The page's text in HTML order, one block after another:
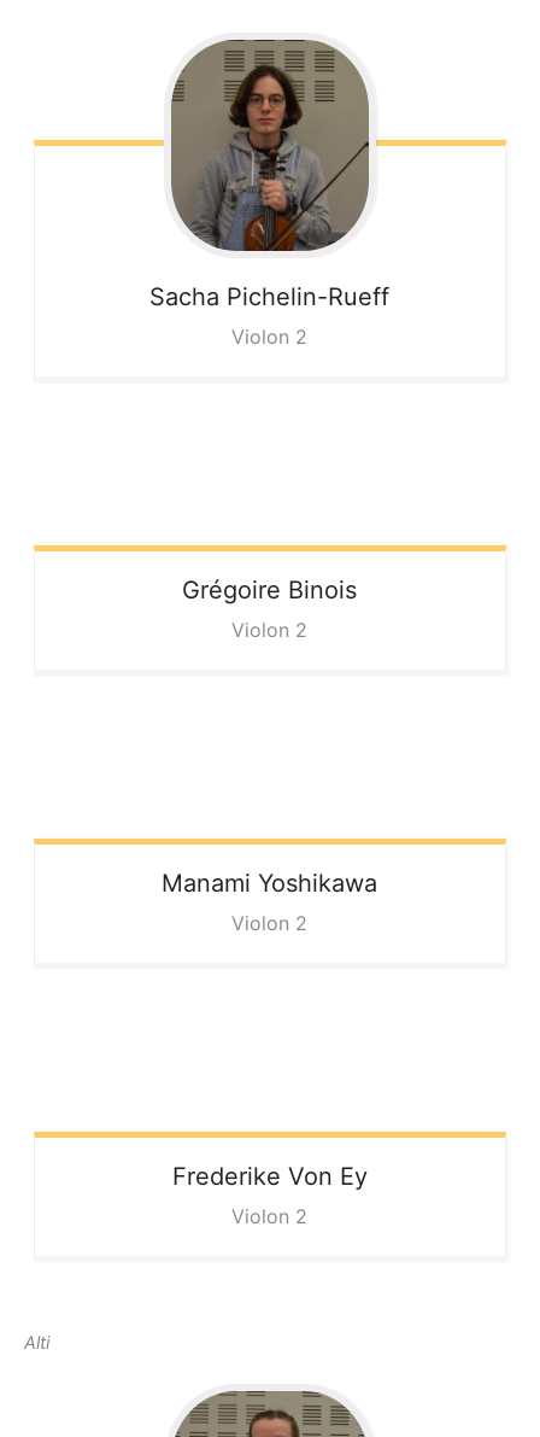
Sacha Pichelin-Rueff
Violon 2
Grégoire Binois
Violon 2
Manami Yoshikawa
Violon 2
Frederike Von Ey
Violon 2
Alti